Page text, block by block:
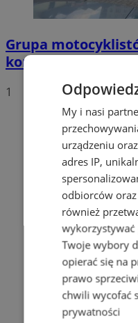
Grupa
kompletnie
1
My i nasi
urządzeniu
adres IP,
odbiorców oraz
również
wykorzystywać
Twoje wybory
opierać się na
prawo
chwili wycofać
prywatności